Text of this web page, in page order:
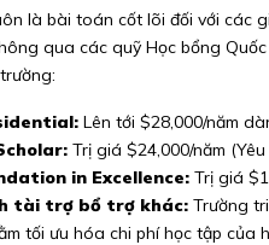
là bài toán cốt lõi đối với các
qua các quỹ Học bổng
Lên tới $28,000/năm
Trị giá $24,000/năm
in Excellence: Trị giá
tài trợ bổ trợ khác: Trường
tối ưu hóa chi phí học tập của